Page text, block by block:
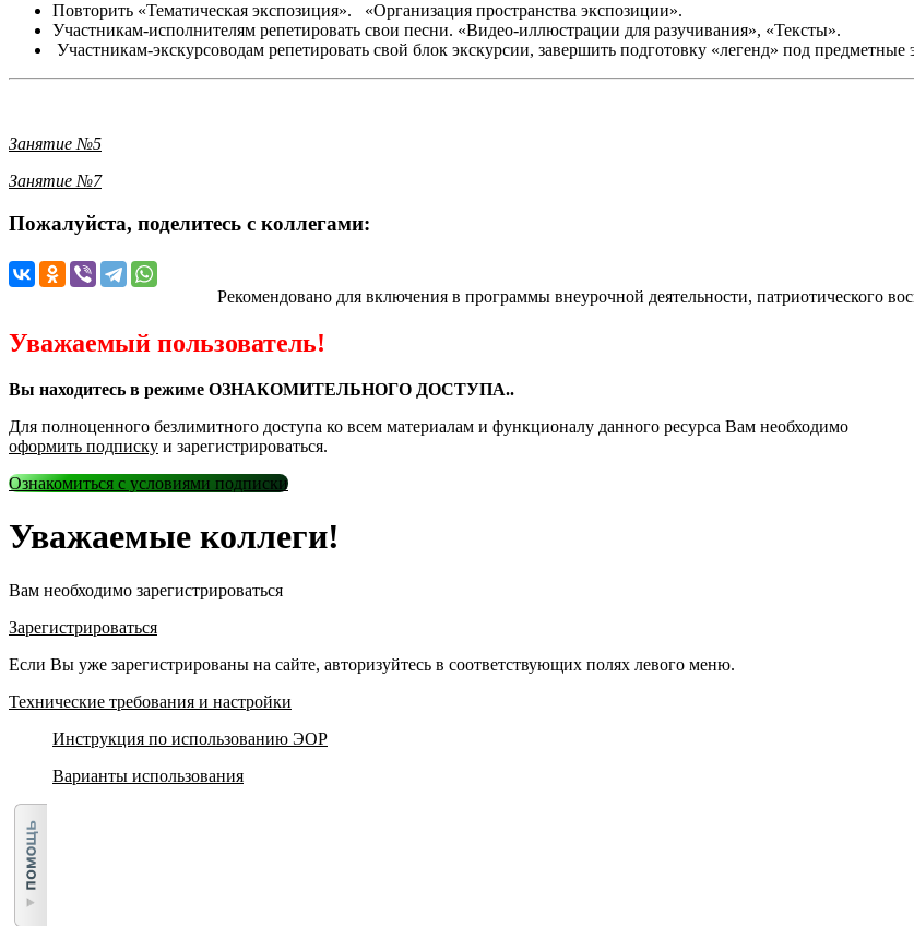
Повторить «Тематическая экспозиция». «Организация пространства экспозиции».
Участникам-исполнителям репетировать свои песни. «Видео-иллюстрации для разучивания», «Тексты».
Участникам-экскурсоводам репетировать свой блок экскурсии, завершить подготовку «легенд» под
Занятие №5
Занятие №7
Пожалуйста, поделитесь с коллегами:
Рекомендовано для включения в программы внеурочной деятельности, патриотического
Уважаемый пользователь!
Вы находитесь в режиме ОЗНАКОМИТЕЛЬНОГО ДОСТУПА..
Для полноценного безлимитного доступа ко всем материалам и функционалу данного ресурса Вам необходимо
оформить подписку и зарегистрироваться.
Ознакомиться с условиями подписки
Уважаемые коллеги!
Вам необходимо зарегистрироваться
Зарегистрироваться
Если Вы уже зарегистрированы на сайте, авторизуйтесь в соответствующих полях левого меню.
Технические требования и настройки
Инструкция по использованию ЭОР
Варианты использования